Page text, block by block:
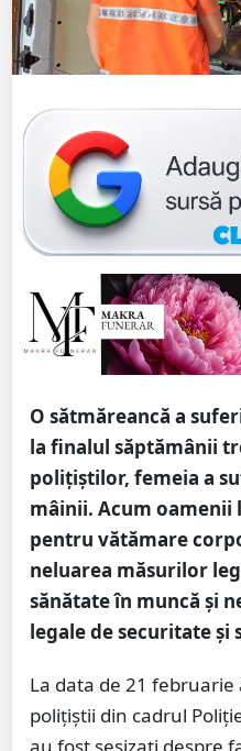
O sătmăreancă a
la finalul săptămânii
polițiștilor, femeia a
mâinii. Acum oamenii
pentru vătămare
neluarea măsurilor
sănătate în muncă şi
legale de securitate şi
La data de 21
polițiștii din cadrul